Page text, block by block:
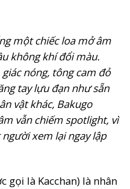
một chiếc loa mở âm
không khí đổi màu.
nóng, tông cam đỏ
tay lựu đạn như sẵn
vật khác, Bakugo
vẫn chiếm spotlight, vì
xem lại ngay lập
gọi là Kacchan) là nhân